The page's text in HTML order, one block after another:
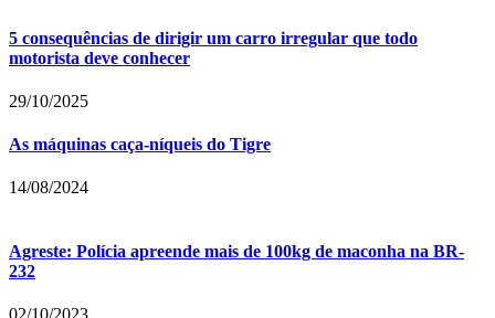
5 consequências de dirigir um carro irregular que todo
motorista deve conhecer
29/10/2025
As máquinas caça-níqueis do Tigre
14/08/2024
Agreste: Polícia apreende mais de 100kg de maconha na BR-
232
02/10/2023